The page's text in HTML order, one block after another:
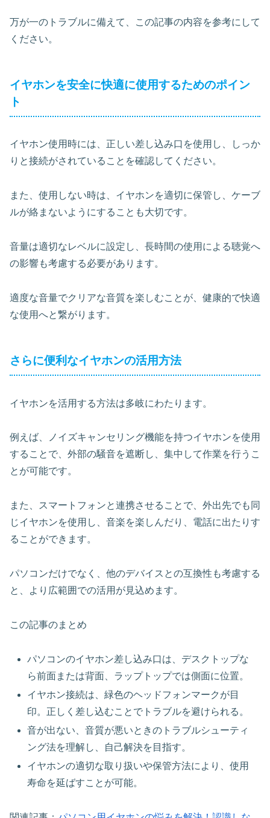
万が一のトラブルに備えて、この記事の内容を参考にして
ください。
イヤホンを安全に快適に使用するためのポイン
ト
イヤホン使用時には、正しい差し込み口を使用し、しっか
りと接続がされていることを確認してください。
また、使用しない時は、イヤホンを適切に保管し、ケーブ
ルが絡まないようにすることも大切です。
音量は適切なレベルに設定し、長時間の使用による聴覚へ
の影響も考慮する必要があります。
適度な音量でクリアな音質を楽しむことが、健康的で快適
な使用へと繋がります。
さらに便利なイヤホンの活用方法
イヤホンを活用する方法は多岐にわたります。
例えば、ノイズキャンセリング機能を持つイヤホンを使用
することで、外部の騒音を遮断し、集中して作業を行うこ
とが可能です。
また、スマートフォンと連携させることで、外出先でも同
じイヤホンを使用し、音楽を楽しんだり、電話に出たりす
ることができます。
パソコンだけでなく、他のデバイスとの互換性も考慮する
と、より広範囲での活用が見込めます。
この記事のまとめ
パソコンのイヤホン差し込み口は、デスクトップな
ら前面または背面、ラップトップでは側面に位置。
イヤホン接続は、緑色のヘッドフォンマークが目
印。正しく差し込むことでトラブルを避けられる。
音が出ない、音質が悪いときのトラブルシューティ
ング法を理解し、自己解決を目指す。
イヤホンの適切な取り扱いや保管方法により、使用
寿命を延ばすことが可能。